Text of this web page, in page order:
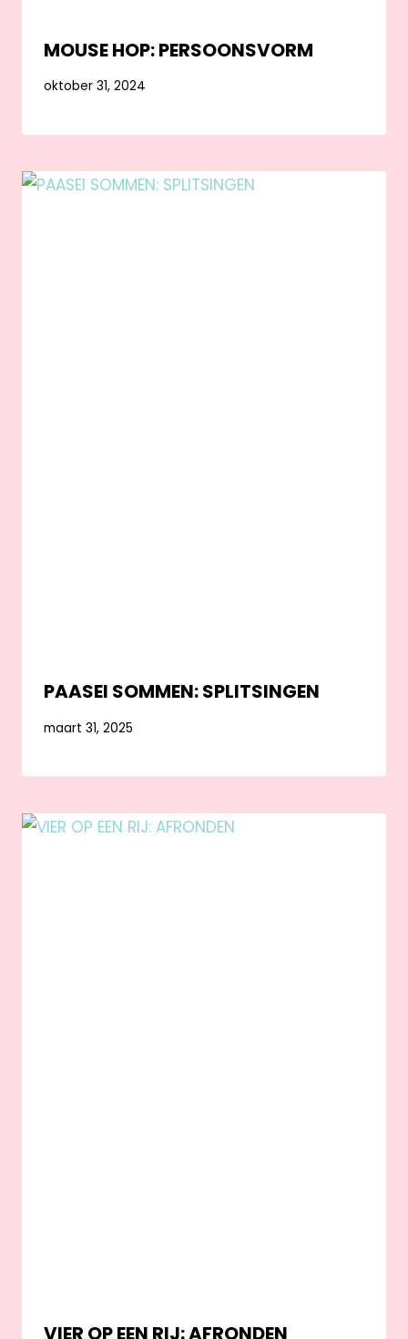
MOUSE HOP: PERSOONSVORM
oktober 31, 2024
PAASEI SOMMEN: SPLITSINGEN
maart 31, 2025
VIER OP EEN RIJ: AFRONDEN